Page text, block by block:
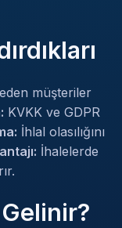
müşteriler
KVKK ve GDPR
İhlal olasılığını
İhalelerde